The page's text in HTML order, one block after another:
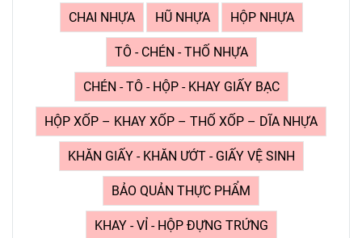
CHAI NHỰA HŨ NHỰA HỘP NHỰA
TÔ - CHÉN - THỐ NHỰA
CHÉN - TÔ - HỘP - KHAY GIẤY BẠC
HỘP XỐP – KHAY XỐP – THỐ XỐP – DĨA NHỰA
KHĂN GIẤY - KHĂN ƯỚT - GIẤY VỆ SINH
BẢO QUẢN THỰC PHẨM
KHAY - VỈ - HỘP ĐỰNG TRỨNG